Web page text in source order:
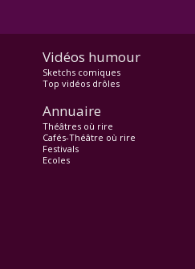
Vidéos humour
Sketchs comiques
Top vidéos drôles
Annuaire
Théâtres où rire
Cafés-Théâtre où rire
Festivals
Ecoles